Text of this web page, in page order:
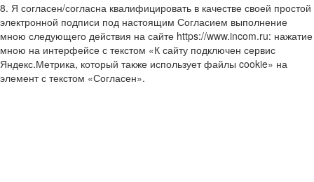
8. Я согласен/согласна квалифицировать в качестве своей простой
электронной подписи под настоящим Согласием выполнение
мною следующего действия на сайте https://www.incom.ru: нажатие
мною на интерфейсе с текстом «К сайту подключен сервис
Яндекс.Метрика, который также использует файлы cookie» на
элемент с текстом «Согласен».